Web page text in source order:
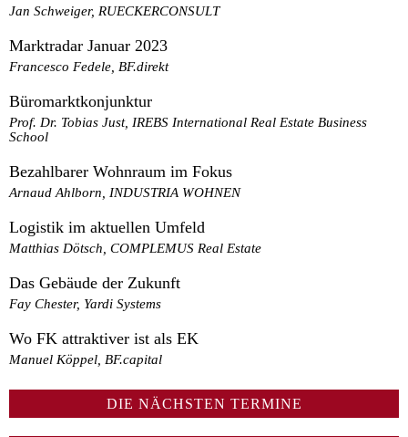
Jan Schweiger, RUECKERCONSULT
Marktradar Januar 2023
Francesco Fedele, BF.direkt
Büromarktkonjunktur
Prof. Dr. Tobias Just, IREBS International Real Estate Business
School
Bezahlbarer Wohnraum im Fokus
Arnaud Ahlborn, INDUSTRIA WOHNEN
Logistik im aktuellen Umfeld
Matthias Dötsch, COMPLEMUS Real Estate
Das Gebäude der Zukunft
Fay Chester, Yardi Systems
Wo FK attraktiver ist als EK
Manuel Köppel, BF.capital
DIE NÄCHSTEN TERMINE